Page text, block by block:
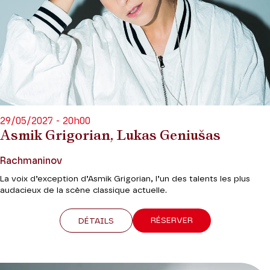
Asmik Grigorian, Lukas Geniušas
29/05/2027 - 20h00
Rachmaninov
La voix d’exception d’Asmik Grigorian, l’un des talents les plus
audacieux de la scène classique actuelle.
DÉTAILS RÉSERVER